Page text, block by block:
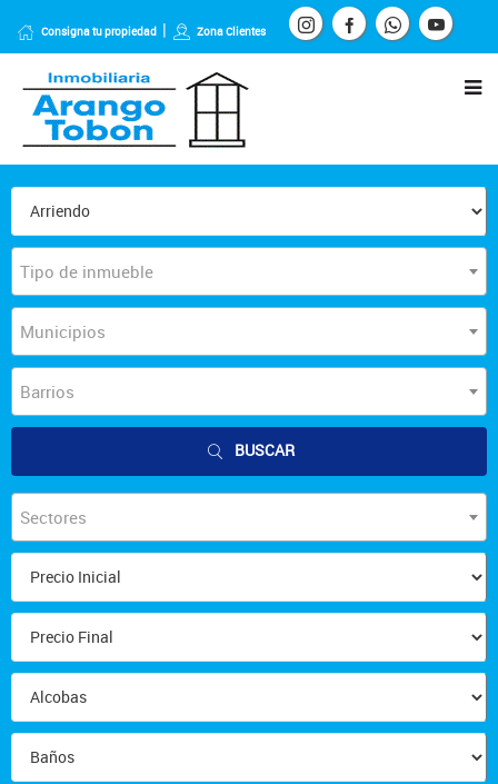
Consigna tu propiedad Zona Clientes
Tipo de inmueble
Municipios
Barrios
BUSCAR
Sectores